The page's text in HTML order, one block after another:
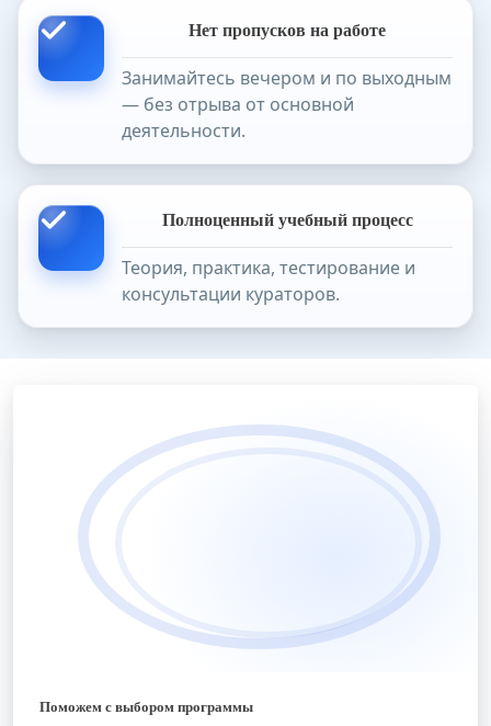
Нет пропусков на работе
Занимайтесь вечером и по выходным
— без отрыва от основной
деятельности.
Полноценный учебный процесс
Теория, практика, тестирование и
консультации кураторов.
Поможем с выбором программы